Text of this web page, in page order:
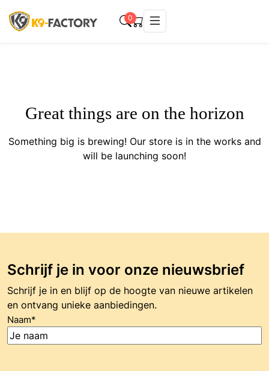
0
Great things are on the horizon
Something big is brewing! Our store is in the works and
will be launching soon!
Schrijf je in voor onze nieuwsbrief
Schrijf je in en blijf op de hoogte van nieuwe artikelen
en ontvang unieke aanbiedingen.
Naam*